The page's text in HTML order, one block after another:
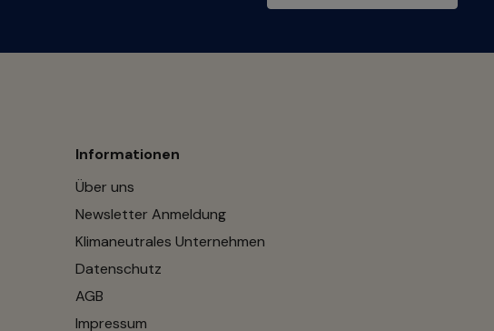
Informationen
Über uns
Newsletter Anmeldung
Klimaneutrales Unternehmen
Datenschutz
AGB
Impressum